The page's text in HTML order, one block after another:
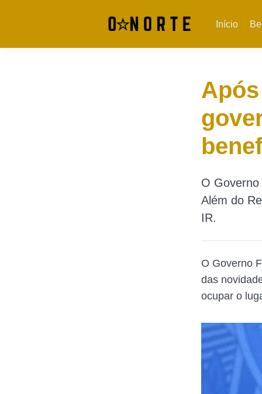
Início
O
Além do
IR.
O Governo
das
ocupar o